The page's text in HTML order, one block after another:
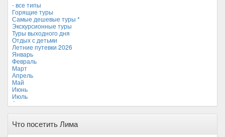
Мальдивские острова
Мальта
Новая Зеландия
Объединенные Арабские Эмираты
Перу *
Россия
Таиланд
Тунис
Турция
Финляндия
Франция
Хорватия
Черногория
Чехия
- все типы
Горящие туры
Самые дешевые туры *
Экскурсионные туры
Туры выходного дня
Отдых с детьми
Летние путевки 2026
Январь
Февраль
Март
Апрель
Май
Июнь
Июль
Август
Ноябрь
Что посетить Лима